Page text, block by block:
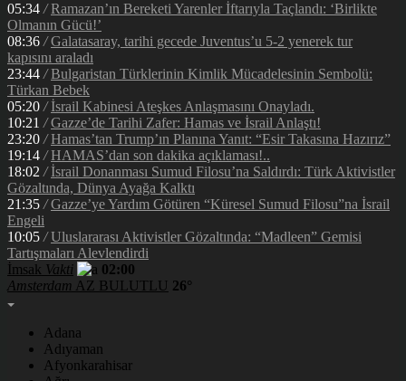
05:34 / Ramazan’ın Bereketi Yarenler İftarıyla Taçlandı: ‘Birlikte
Olmanın Gücü!’
08:36 / Galatasaray, tarihi gecede Juventus’u 5-2 yenerek tur
kapısını araladı
23:44 / Bulgaristan Türklerinin Kimlik Mücadelesinin Sembolü:
Türkan Bebek
05:20 / İsrail Kabinesi Ateşkes Anlaşmasını Onayladı.
10:21 / Gazze’de Tarihi Zafer: Hamas ve İsrail Anlaştı!
23:20 / Hamas’tan Trump’ın Planına Yanıt: “Esir Takasına Hazırız”
19:14 / HAMAS’dan son dakika açıklaması!..
18:02 / İsrail Donanması Sumud Filosu’na Saldırdı: Türk Aktivistler
Gözaltında, Dünya Ayağa Kalktı
21:35 / Gazze’ye Yardım Götüren “Küresel Sumud Filosu”na İsrail
Engeli
10:05 / Uluslararası Aktivistler Gözaltında: “Madleen” Gemisi
Tartışmaları Alevlendirdi
İmsak Vakti
02:00
Amsterdam AZ BULUTLU 26°
Adana
Adıyaman
Afyonkarahisar